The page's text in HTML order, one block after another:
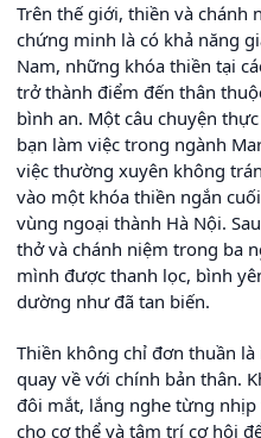
Trên thế giới, thiền và chánh
chứng minh là có khả năng
Nam, những khóa thiền tại
trở thành điểm đến thân
bình an. Một câu chuyện
bạn làm việc trong ngành
việc thường xuyên không
vào một khóa thiền ngắn
vùng ngoại thành Hà Nội.
thở và chánh niệm trong ba
mình được thanh lọc, bình
dường như đã tan biến.
Thiền không chỉ đơn thuần
quay về với chính bản thân.
đôi mắt, lắng nghe từng
cho cơ thể và tâm trí cơ hội